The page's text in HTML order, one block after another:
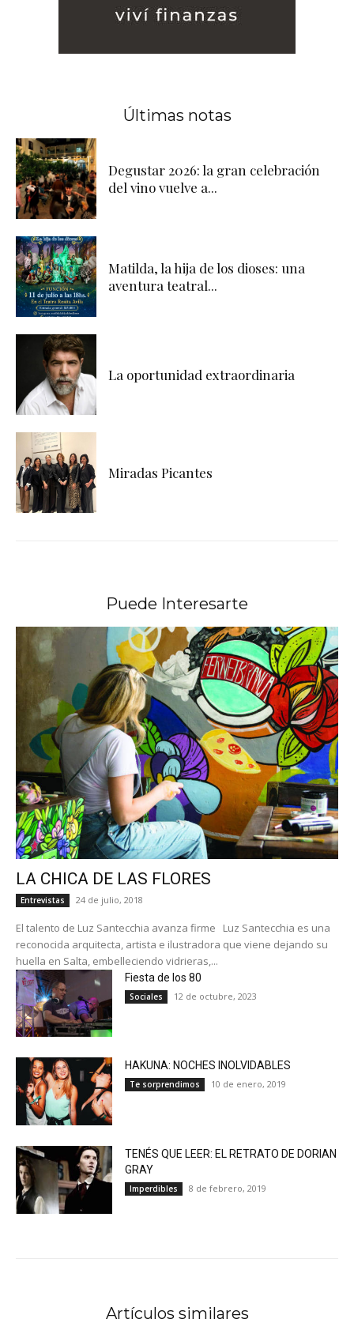
Últimas notas
Degustar 2026: la gran celebración
del vino vuelve a...
Matilda, la hija de los dioses: una
aventura teatral...
La oportunidad extraordinaria
Miradas Picantes
Puede Interesarte
LA CHICA DE LAS FLORES
Entrevistas 24 de julio, 2018
El talento de Luz Santecchia avanza firme Luz Santecchia es una
reconocida arquitecta, artista e ilustradora que viene dejando su
huella en Salta, embelleciendo vidrieras,...
Fiesta de los 80
Sociales 12 de octubre, 2023
HAKUNA: NOCHES INOLVIDABLES
Te sorprendimos 10 de enero, 2019
TENÉS QUE LEER: EL RETRATO DE DORIAN
GRAY
Imperdibles 8 de febrero, 2019
Artículos similares